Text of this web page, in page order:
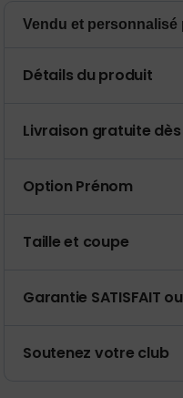
Vendu et personnalisé
Détails du produit
Livraison gratuite
Option Prénom
Taille et coupe
Garantie SATISFAIT
Soutenez votre club